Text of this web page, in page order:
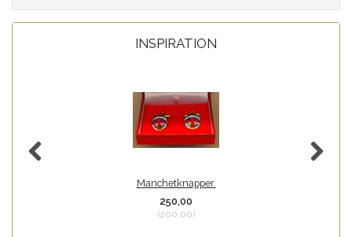
INSPIRATION
Manchetknapper.
250,00
(200,00)